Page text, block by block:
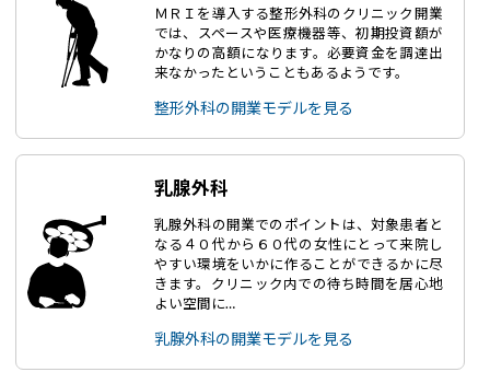
ＭＲＩを導入する整形外科のクリニック開業
では、スペースや医療機器等、初期投資額が
かなりの高額になります。必要資金を調達出
来なかったということもあるようです。
整形外科の開業モデルを見る
乳腺外科
乳腺外科の開業でのポイントは、対象患者と
なる４０代から６０代の女性にとって来院し
やすい環境をいかに作ることができるかに尽
きます。クリニック内での待ち時間を居心地
よい空間に…
乳腺外科の開業モデルを見る